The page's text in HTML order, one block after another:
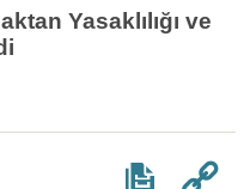
Yasaklılığı ve